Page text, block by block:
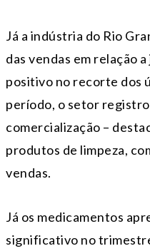
Já a indústria do Rio
das vendas em relação
positivo no recorte dos
período, o setor
comercialização –
produtos de limpeza,
vendas.
Já os medicamentos
significativo no